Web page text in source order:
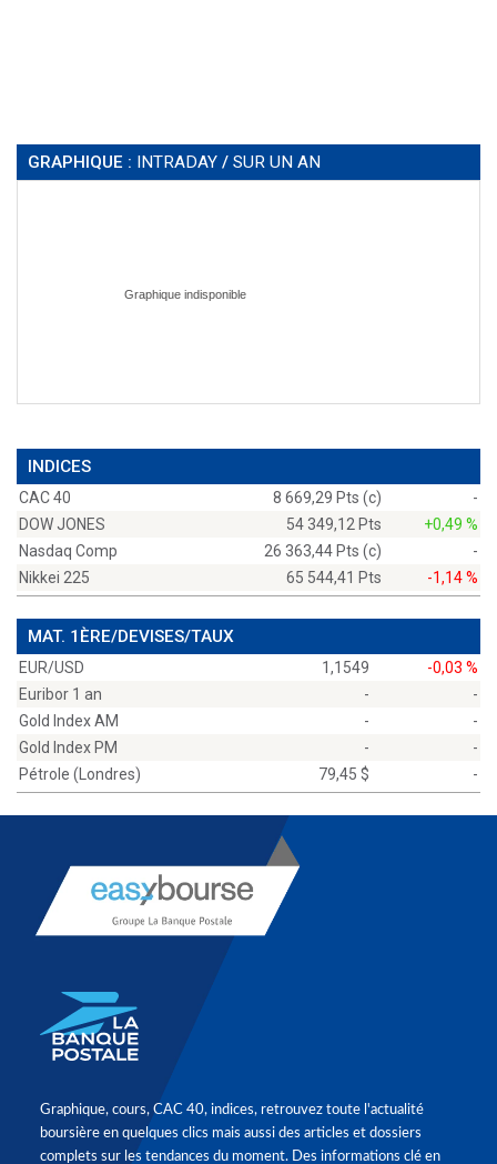
GRAPHIQUE : INTRADAY / SUR UN AN
INDICES
CAC 40 8 669,29 Pts (c)
-
DOW JONES
54 349,12 Pts
+0,49 %
Nasdaq Comp
26 363,44 Pts (c)
-
Nikkei 225
65 544,41 Pts -1,14 %
MAT. 1ÈRE/DEVISES/TAUX
EUR/USD 1,1549
-0,03 %
Euribor 1 an
-
-
Gold Index AM
-
-
Gold Index PM
-
-
Pétrole (Londres)
79,45 $ -
Graphique, cours, CAC 40, indices, retrouvez toute l'actualité
boursière en quelques clics mais aussi des articles et dossiers
complets sur les tendances du moment. Des informations clé en